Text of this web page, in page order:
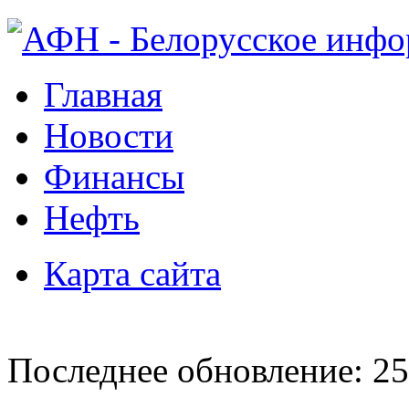
Главная
Новости
Финансы
Нефть
Карта сайта
Последнее обновление: